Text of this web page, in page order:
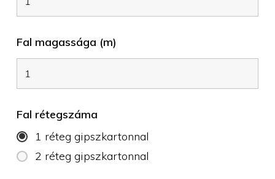
Fal magassága (m)
Fal rétegszáma
1 réteg gipszkartonnal
2 réteg gipszkartonnal